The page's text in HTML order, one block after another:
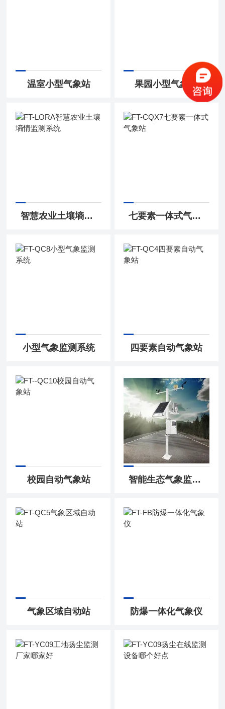
温室小型气象站 果园小型气象站
智慧农业土壤墒情监测系统 七要素一体式气象站
小型气象监测系统 四要素自动气象站
校园自动气象站 智能生态气象监测系统
气象区域自动站 防爆一体化气象仪